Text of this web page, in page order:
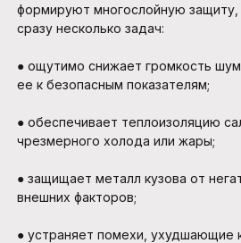
формируют многослойную защиту,
сразу несколько задач:
● ощутимо снижает громкость
ее к безопасным показателям;
● обеспечивает теплоизоляцию
чрезмерного холода или жары;
● защищает металл кузова от
внешних факторов;
● устраняет помехи, ухудшающие